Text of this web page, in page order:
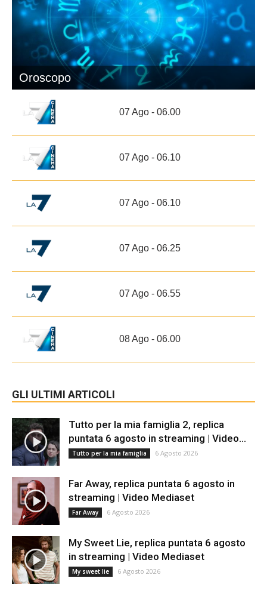
Oroscopo
07 Ago - 06.00
07 Ago - 06.10
07 Ago - 06.10
07 Ago - 06.25
07 Ago - 06.55
08 Ago - 06.00
GLI ULTIMI ARTICOLI
Tutto per la mia famiglia 2, replica
puntata 6 agosto in streaming | Video...
Tutto per la mia famiglia 6 Agosto 2026
Far Away, replica puntata 6 agosto in
streaming | Video Mediaset
Far Away 6 Agosto 2026
My Sweet Lie, replica puntata 6 agosto
in streaming | Video Mediaset
My sweet lie 6 Agosto 2026